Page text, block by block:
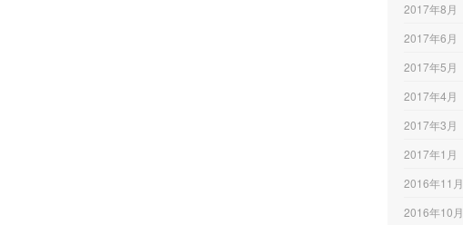
2017年8月
2017年6月
2017年5月
2017年4月
2017年3月
2017年1月
2016年11月
2016年10月